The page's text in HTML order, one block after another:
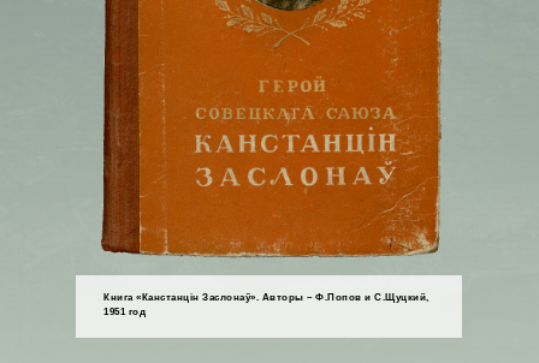
Книга «Канстанцін Заслонаў». Авторы – Ф.Попов и С.Щуцкий,
1951 год